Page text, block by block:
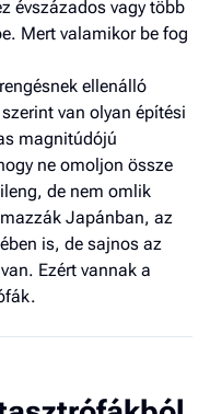
évszázados vagy több
Mert valamikor be fog
ellenálló
van olyan építési
magnitúdójú
ne omoljon össze
de nem omlik
Japánban, az
is, de sajnos az
Ezért vannak a